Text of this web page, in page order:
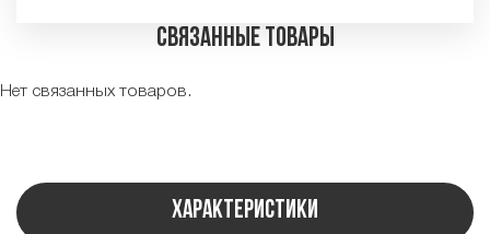
Связанные товары
Нет связанных товаров.
Характеристики